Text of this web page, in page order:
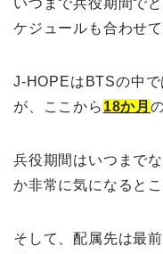
ケジュールも合わせ
J-HOPEはBTSの中
が、ここから 18か月
兵役期間はいつまで
か非常に気になるとこ
そして、配属先は最